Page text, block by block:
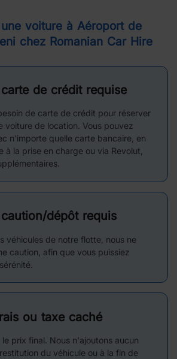
voiture à Aéroport de
chez Romanian Car Hire
de crédit requise
de carte de crédit pour réserver
voiture de location. Vous pouvez
n'importe quelle carte bancaire, en
à la prise en charge ou via Revolut,
dépôt requis
véhicules de notre flotte, nous ne
caution, afin que vous puissiez
ou taxe caché
prix final. Nous n'ajoutons aucun
du véhicule ou à la fin de